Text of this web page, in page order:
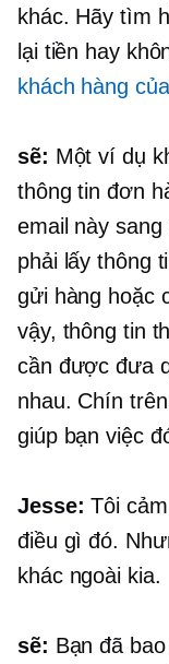
khác. Hãy tìm
lại tiền hay
khách hàng
sẽ: Một ví dụ
thông tin đơn
email này
phải lấy thông
gửi hàng hoặc
vậy, thông tin
cần được đưa
nhau. Chín
giúp bạn việc
Jesse: Tôi
điều gì đó.
khác ngoài kia.
sẽ: Bạn đã